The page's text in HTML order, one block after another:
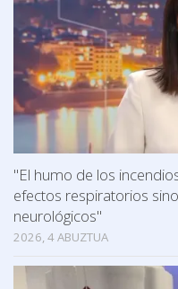
"El humo de los
efectos respiratorios
neurológicos"
2026, 4 ABUZTUA